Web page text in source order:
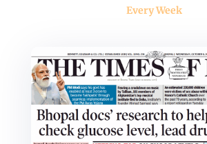
Every Week